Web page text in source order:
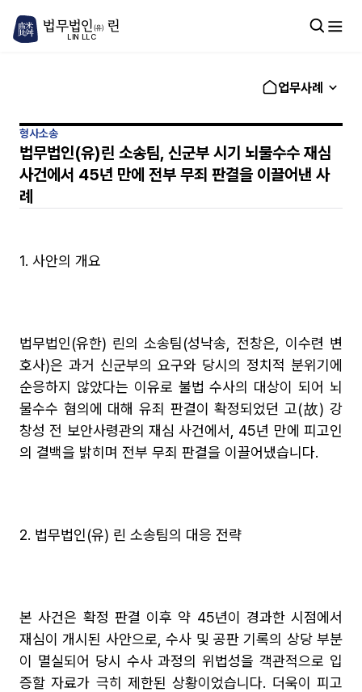
법무법인 (유) 린
LIN LLC
업무사례
형사소송
법무법인(유)린 소송팀, 신군부 시기 뇌물수수 재심
사건에서 45년 만에 전부 무죄 판결을 이끌어낸 사
례
1. 사안의 개요
법무법인(유한) 린의 소송팀(성낙송, 전창은, 이수련 변
호사)은 과거 신군부의 요구와 당시의 정치적 분위기에
순응하지 않았다는 이유로 불법 수사의 대상이 되어 뇌
물수수 혐의에 대해 유죄 판결이 확정되었던 고(故) 강
창성 전 보안사령관의 재심 사건에서, 45년 만에 피고인
의 결백을 밝히며 전부 무죄 판결을 이끌어냈습니다.
2. 법무법인(유) 린 소송팀의 대응 전략
본 사건은 확정 판결 이후 약 45년이 경과한 시점에서
재심이 개시된 사안으로, 수사 및 공판 기록의 상당 부분
이 멸실되어 당시 수사 과정의 위법성을 객관적으로 입
증할 자료가 극히 제한된 상황이었습니다. 더욱이 피고